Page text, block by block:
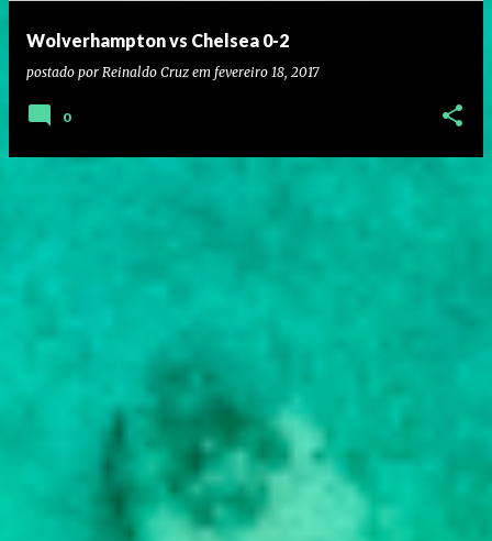
Wolverhampton vs Chelsea 0-2
postado por Reinaldo Cruz em fevereiro 18, 2017
0